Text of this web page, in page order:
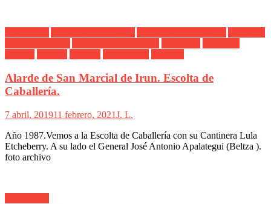
Alarde de San Marcial de Irun. Escolta de
Caballería.
7 abril, 201911 febrero, 2021J. L.
Año 1987.Vemos a la Escolta de Caballería con su Cantinera Lula
Etcheberry. A su lado el General José Antonio Apalategui (Beltza ).
foto archivo